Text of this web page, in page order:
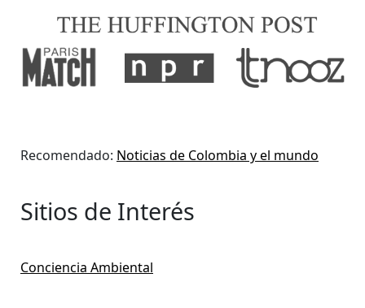
Recomendado: Noticias de Colombia y el mundo
Sitios de Interés
Conciencia Ambiental